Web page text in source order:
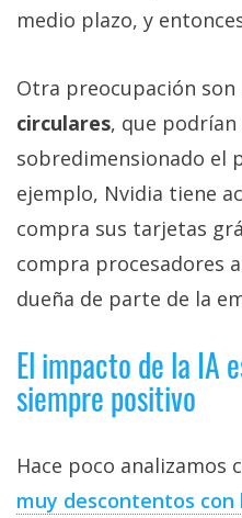
medio plazo, y
Otra preocupación son
circulares, que
sobredimensionado el
ejemplo, Nvidia tiene
compra sus tarjetas
compra procesadores
dueña de parte de la
El impacto de la IA
siempre positivo
Hace poco analizamos
muy descontentos con